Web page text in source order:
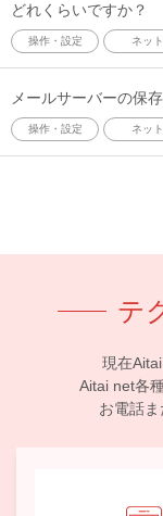
どれくらいですか？
操作・設定 ネット
メールサーバーの保
操作・設定 ネット
テ
現在
Aitai net各
お電話ま